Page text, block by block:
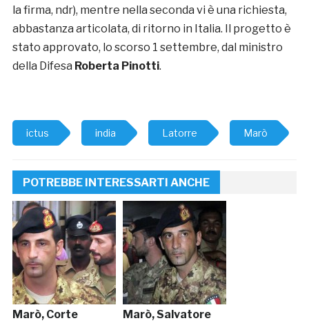
la firma, ndr), mentre nella seconda vi è una richiesta,
abbastanza articolata, di ritorno in Italia. Il progetto è
stato approvato, lo scorso 1 settembre, dal ministro
della Difesa Roberta Pinotti.
ictus india Latorre Marò
POTREBBE INTERESSARTI ANCHE
Marò, Corte
Marò, Salvatore